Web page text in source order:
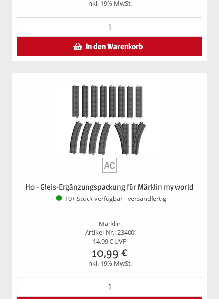
inkl. 19% MwSt.
In den Warenkorb
H0 - Gleis-Ergänzungspackung für Märklin my world
10+ Stück verfügbar - versandfertig
Märklin
Artikel-Nr.: 23400
14,99€ UVP
10,99 €
inkl. 19% MwSt.